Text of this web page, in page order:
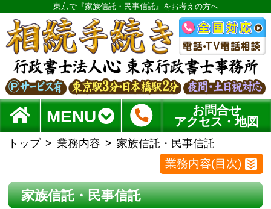
東京で『家族信託・民事信託』をお考えの方へ
MENU
お問合せ
アクセス・地図
トップ 業務内容 家族信託・民事信託
業務内容(目次)
家族信託・民事信託